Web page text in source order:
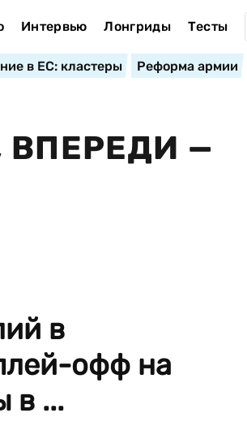
Интервью Лонгриды Тесты
в ЕС: кластеры Реформа армии
—
в
офф на
в ...